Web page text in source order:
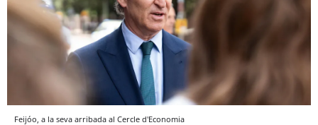
Feijóo, a la seva arribada al Cercle d'Economia